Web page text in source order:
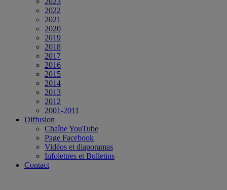
2022
2021
2020
2019
2018
2017
2016
2015
2014
2013
2012
2001-2011
Diffusion
Chaîne YouTube
Page Facebook
Vidéos et diaporamas
Infolettres et Bulletins
Contact